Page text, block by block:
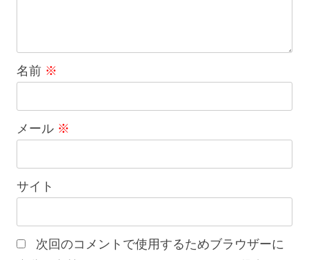
名前 ※
メール ※
サイト
次回のコメントで使用するためブラウザーに